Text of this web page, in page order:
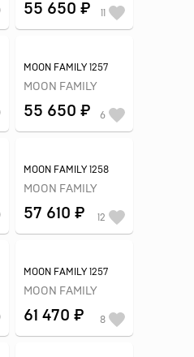
55 650 ₽ 11
MOON FAMILY 1257
MOON FAMILY
55 650 ₽ 6
MOON FAMILY 1258
MOON FAMILY
57 610 ₽ 12
MOON FAMILY 1257
MOON FAMILY
61 470 ₽ 8